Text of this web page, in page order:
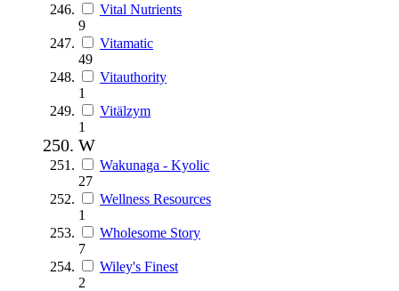
Vital Nutrients
9
Vitamatic
49
Vitauthority
1
Vitälzym
1
W
Wakunaga - Kyolic
27
Wellness Resources
1
Wholesome Story
7
Wiley's Finest
2